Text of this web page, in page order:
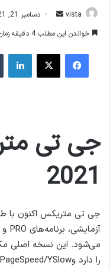
vista
ا
ل
ل
دسامبر 21, 2021
خواندن این مطلب 4 دقیقه زمان میبرد
فیس بوک لینکدین
جی تی
2021
جی تی متریکس اکنون با